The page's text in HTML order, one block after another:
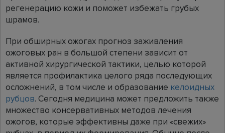
регенерацию кожи и поможет избежать грубых
шрамов.
При обширных ожогах прогноз заживления
ожоговых ран в большой степени зависит от
активной хирургической тактики, целью которой
является профилактика целого ряда последующих
осложнений, в том числе и образование келоидных
рубцов. Сегодня медицина может предложить также
множество консервативных методов лечения
ожогов, которые эффективны даже при «свежих»